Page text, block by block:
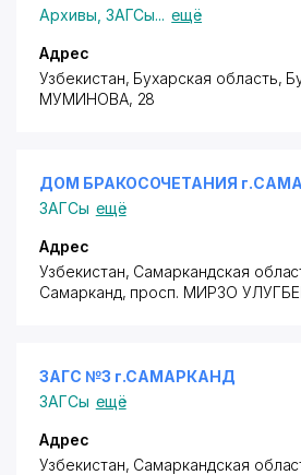
Архивы ЗАГСы... ещё
Адрес
Узбекистан, Бухарская область,
МУМИНОВА, 28
ДОМ БРАКОСОЧЕТАНИЯ
ЗАГСы ещё
Адрес
Узбекистан, Самаркандская
Самарканд, просп. МИРЗО
ЗАГС №3 г.САМАРКАНД
ЗАГСы ещё
Адрес
Узбекистан, Самаркандская